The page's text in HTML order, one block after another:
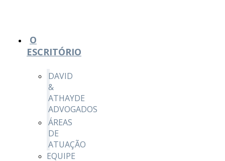
O
ESCRITÓRIO
DAVID
&
ATHAYDE
ADVOGADOS
ÁREAS
DE
ATUAÇÃO
EQUIPE